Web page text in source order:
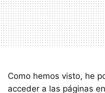
Como hemos visto, he
acceder a las páginas